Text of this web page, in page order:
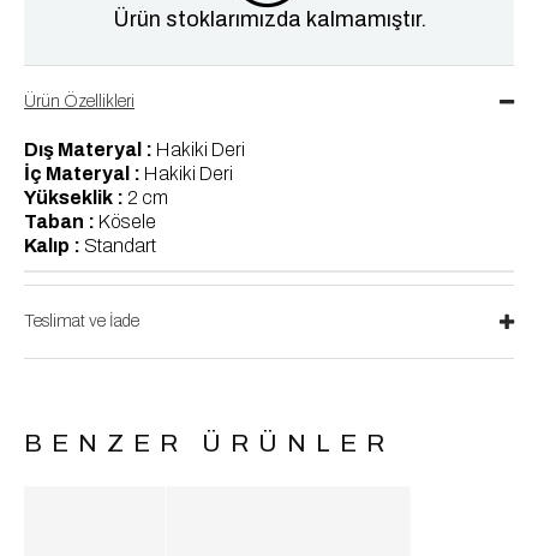
Ürün stoklarımızda kalmamıştır.
Ürün Özellikleri
Dış Materyal : Hakiki Deri
İç Materyal : Hakiki Deri
Yükseklik : 2 cm
Taban : Kösele
Kalıp : Standart
Teslimat ve İade
BENZER ÜRÜNLER